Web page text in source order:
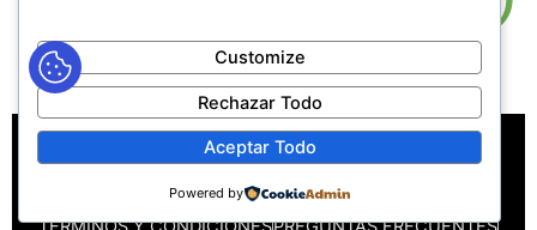
MAPA DEL SITIOPOLÍTICAS DE PRIVACIDAD
POLÍTICAS DE DERECHOS DE AUTOR
POLÍTICA DE TRATAMIENTO DE DATOS PERSONALES
Customize
Rechazar Todo
Aceptar Todo
Powered by